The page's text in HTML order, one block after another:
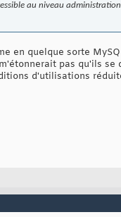
au niveau
en quelque sorte
pas qu'ils
d'utilisations